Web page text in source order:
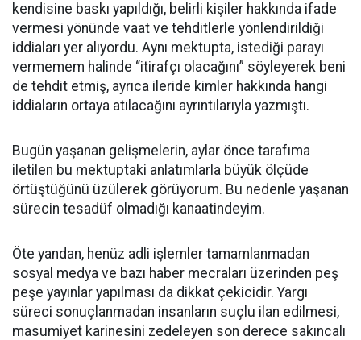
kendisine baskı yapıldığı, belirli kişiler hakkında ifade
vermesi yönünde vaat ve tehditlerle yönlendirildiği
iddiaları yer alıyordu. Aynı mektupta, istediği parayı
vermemem halinde “itirafçı olacağını” söyleyerek beni
de tehdit etmiş, ayrıca ileride kimler hakkında hangi
iddiaların ortaya atılacağını ayrıntılarıyla yazmıştı.
Bugün yaşanan gelişmelerin, aylar önce tarafıma
iletilen bu mektuptaki anlatımlarla büyük ölçüde
örtüştüğünü üzülerek görüyorum. Bu nedenle yaşanan
sürecin tesadüf olmadığı kanaatindeyim.
Öte yandan, henüz adli işlemler tamamlanmadan
sosyal medya ve bazı haber mecraları üzerinden peş
peşe yayınlar yapılması da dikkat çekicidir. Yargı
süreci sonuçlanmadan insanların suçlu ilan edilmesi,
masumiyet karinesini zedeleyen son derece sakıncalı